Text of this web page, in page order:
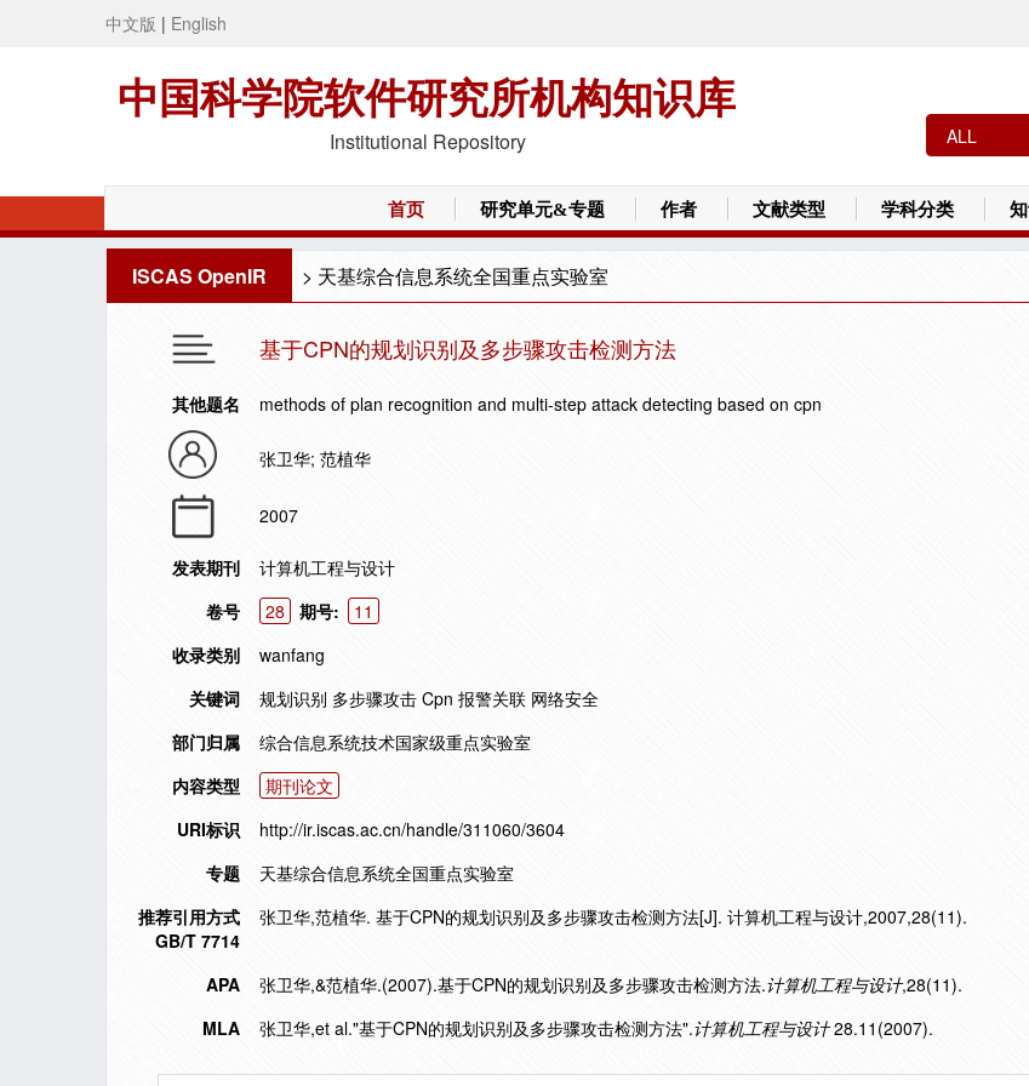
中文版 | English
中国科学院软件研究所机构知识库
Institutional Repository
首页 研究单元&专题 作者 文献类型 学科分类
ISCAS OpenIR > 天基综合信息系统全国重点实验室
基于CPN的规划识别及多步骤攻击检测方法
其他题名 methods of plan recognition and multi-step attack detecting based on cpn
张卫华; 范植华
2007
发表期刊
计算机工程与设计
卷号
28 期号:
11
收录类别
wanfang
关键词
规划识别 多步骤攻击 Cpn 报警关联 网络安全
部门归属
综合信息系统技术国家级重点实验室
内容类型
期刊论文
URI标识
http://ir.iscas.ac.cn/handle/311060/3604
专题
天基综合信息系统全国重点实验室
推荐引用方式
GB/T 7714
张卫华,范植华. 基于CPN的规划识别及多步骤攻击检测方法[J]. 计算机工程与设计,2007,28(11).
APA 张卫华,&范植华.(2007).基于CPN的规划识别及多步骤攻击检测方法.计算机工程与设计,28(11).
MLA
张卫华,et al."基于CPN的规划识别及多步骤攻击检测方法".计算机工程与设计28.11(2007).